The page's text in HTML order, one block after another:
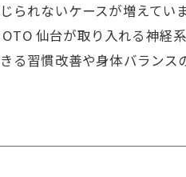
られないケースが増えて
仙台が取り入れる神経
る習慣改善や身体バラン